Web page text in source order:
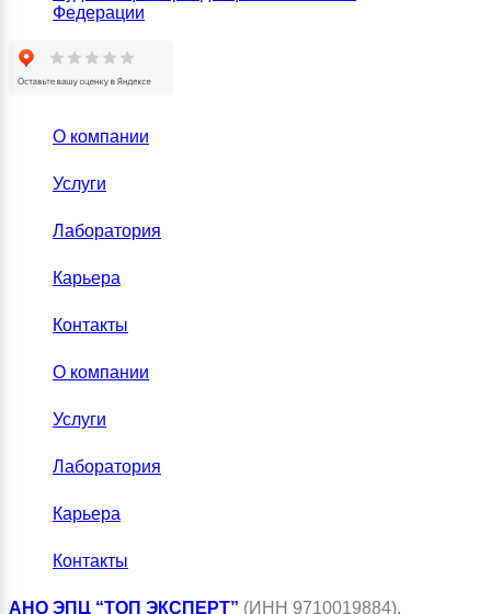
Федерации
О компании
Услуги
Лаборатория
Карьера
Контакты
О компании
Услуги
Лаборатория
Карьера
Контакты
АНО ЭПЦ “ТОП ЭКСПЕРТ” (ИНН 9710019884),